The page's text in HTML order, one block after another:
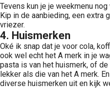
Tevens kun je je weekmenu
Kip in de aanbieding, een extra
vriezer.
4. Huismerken
Oké ik snap dat je voor cola,
ook wel echt het A merk in je
pasta is van het huismerk, of
lekker als die van het A merk.
diverse huismerken uit en kijk